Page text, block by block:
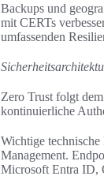
Backups und
mit CERTs
umfassenden
Zero Trust folgt
kontinuierliche
Wichtige
Management.
Microsoft Entra ID,